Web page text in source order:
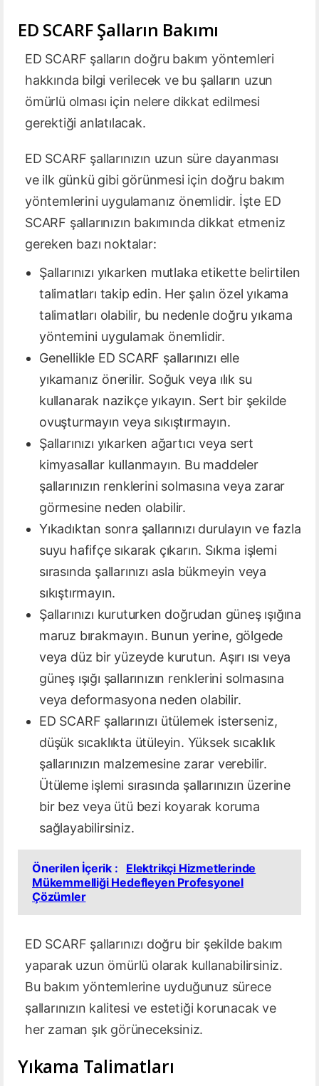
ED SCARF Şalların Bakımı
ED SCARF şalların doğru bakım yöntemleri
hakkında bilgi verilecek ve bu şalların uzun
ömürlü olması için nelere dikkat edilmesi
gerektiği anlatılacak.
ED SCARF şallarınızın uzun süre dayanması
ve ilk günkü gibi görünmesi için doğru bakım
yöntemlerini uygulamanız önemlidir. İşte ED
SCARF şallarınızın bakımında dikkat etmeniz
gereken bazı noktalar:
Şallarınızı yıkarken mutlaka etikette belirtilen
talimatları takip edin. Her şalın özel yıkama
talimatları olabilir, bu nedenle doğru yıkama
yöntemini uygulamak önemlidir.
Genellikle ED SCARF şallarınızı elle
yıkamanız önerilir. Soğuk veya ılık su
kullanarak nazikçe yıkayın. Sert bir şekilde
ovuşturmayın veya sıkıştırmayın.
Şallarınızı yıkarken ağartıcı veya sert
kimyasallar kullanmayın. Bu maddeler
şallarınızın renklerini solmasına veya zarar
görmesine neden olabilir.
Yıkadıktan sonra şallarınızı durulayın ve fazla
suyu hafifçe sıkarak çıkarın. Sıkma işlemi
sırasında şallarınızı asla bükmeyin veya
sıkıştırmayın.
Şallarınızı kuruturken doğrudan güneş ışığına
maruz bırakmayın. Bunun yerine, gölgede
veya düz bir yüzeyde kurutun. Aşırı ısı veya
güneş ışığı şallarınızın renklerini solmasına
veya deformasyona neden olabilir.
ED SCARF şallarınızı ütülemek isterseniz,
düşük sıcaklıkta ütüleyin. Yüksek sıcaklık
şallarınızın malzemesine zarar verebilir.
Ütüleme işlemi sırasında şallarınızın üzerine
bir bez veya ütü bezi koyarak koruma
sağlayabilirsiniz.
Önerilen İçerik :
Elektrikçi Hizmetlerinde
Mükemmelliği Hedefleyen Profesyonel
Çözümler
ED SCARF şallarınızı doğru bir şekilde bakım
yaparak uzun ömürlü olarak kullanabilirsiniz.
Bu bakım yöntemlerine uyduğunuz sürece
şallarınızın kalitesi ve estetiği korunacak ve
her zaman şık görüneceksiniz.
Yıkama Talimatları